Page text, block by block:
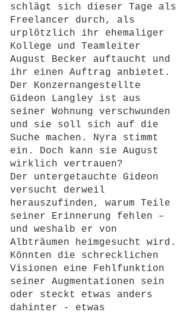
schlägt sich dieser Tage als
Freelancer durch, als
urplötzlich ihr ehemaliger
Kollege und Teamleiter
August Becker auftaucht und
ihr einen Auftrag anbietet.
Der Konzernangestellte
Gideon Langley ist aus
seiner Wohnung verschwunden
und sie soll sich auf die
Suche machen. Nyra stimmt
ein. Doch kann sie August
wirklich vertrauen?
Der untergetauchte Gideon
versucht derweil
herauszufinden, warum Teile
seiner Erinnerung fehlen –
und weshalb er von
Albträumen heimgesucht wird.
Könnten die schrecklichen
Visionen eine Fehlfunktion
seiner Augmentationen sein
oder steckt etwas anders
dahinter - etwas